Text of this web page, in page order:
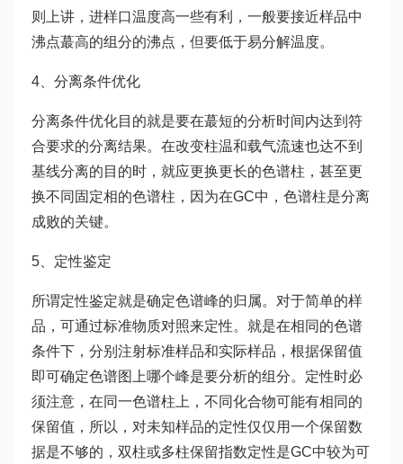
则上讲，进样口温度高一些有利，一般要接近样品中
沸点蕞高的组分的沸点，但要低于易分解温度。
4、分离条件优化
分离条件优化目的就是要在蕞短的分析时间内达到符
合要求的分离结果。在改变柱温和载气流速也达不到
基线分离的目的时，就应更换更长的色谱柱，甚至更
换不同固定相的色谱柱，因为在GC中，色谱柱是分离
成败的关键。
5、定性鉴定
所谓定性鉴定就是确定色谱峰的归属。对于简单的样
品，可通过标准物质对照来定性。就是在相同的色谱
条件下，分别注射标准样品和实际样品，根据保留值
即可确定色谱图上哪个峰是要分析的组分。定性时必
须注意，在同一色谱柱上，不同化合物可能有相同的
保留值，所以，对未知样品的定性仅仅用一个保留数
据是不够的，双柱或多柱保留指数定性是GC中较为可